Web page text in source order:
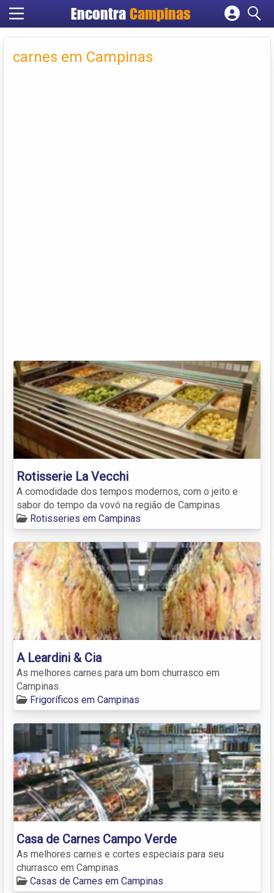
Encontra Campinas
Cadastrar empresa
Criar conta
carnes em Campinas
Rotisserie La Vecchi
A comodidade dos tempos modernos, com o jeito e
sabor do tempo da vovó na região de Campinas.
Rotisseries em Campinas
A Leardini & Cia
As melhores carnes para um bom churrasco em
Campinas.
Frigoríficos em Campinas
Casa de Carnes Campo Verde
As melhores carnes e cortes especiais para seu
churrasco em Campinas.
Casas de Carnes em Campinas